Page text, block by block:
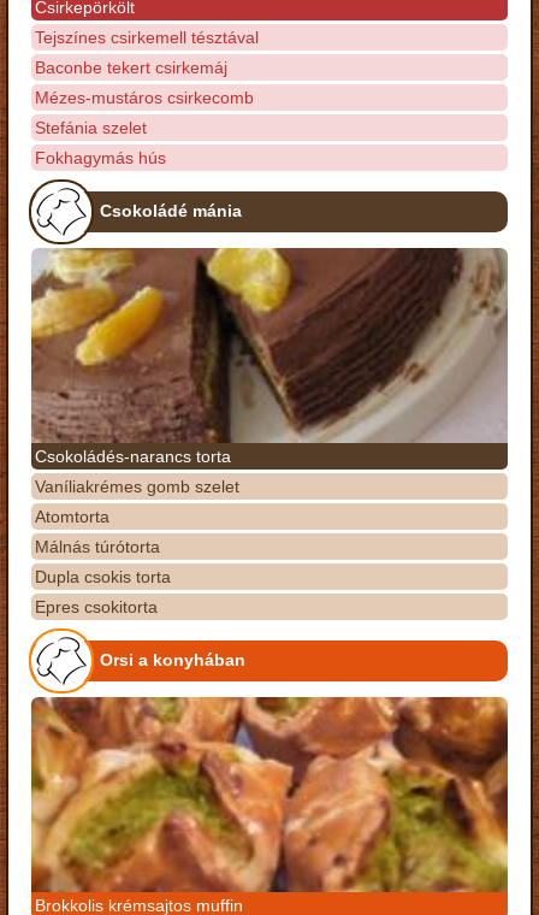
Csirkepörkölt
Tejszínes csirkemell tésztával
Baconbe tekert csirkemáj
Mézes-mustáros csirkecomb
Stefánia szelet
Fokhagymás hús
Csokoládé mánia
Csokoládés-narancs torta
Vaníliakrémes gomb szelet
Atomtorta
Málnás túrótorta
Dupla csokis torta
Epres csokitorta
Orsi a konyhában
Brokkolis krémsajtos muffin